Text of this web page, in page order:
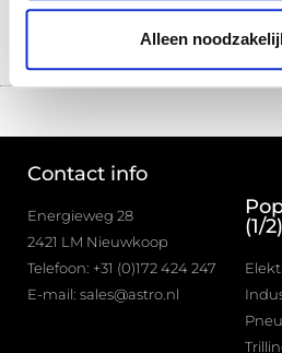
Alleen
Contact info
Energieweg 28
2421 LM Nieuwkoop
Telefoon: +31 (0)172 424 247
E-mail: sales@astro.nl
(1/2)